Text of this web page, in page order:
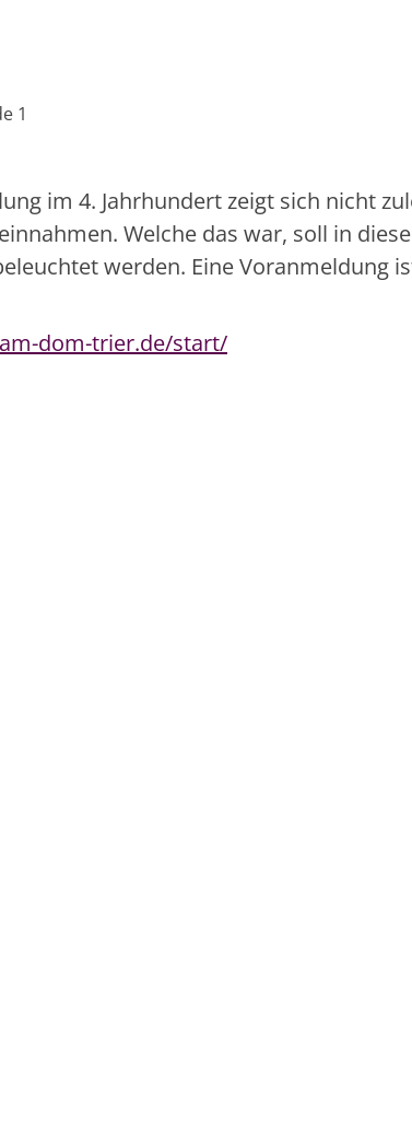
1
im 4. Jahrhundert zeigt sich nicht
Welche das war, soll in
werden. Eine Voranmeldung
dom-trier.de/start/